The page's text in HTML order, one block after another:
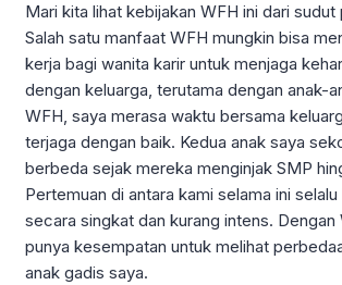
Mari kita lihat kebijakan WFH ini dari sudut
Salah satu manfaat WFH mungkin bisa
kerja bagi wanita karir untuk menjaga
dengan keluarga, terutama dengan anak-
WFH, saya merasa waktu bersama
terjaga dengan baik. Kedua anak saya
berbeda sejak mereka menginjak SMP
Pertemuan di antara kami selama ini
secara singkat dan kurang intens. Dengan
punya kesempatan untuk melihat
anak gadis saya.